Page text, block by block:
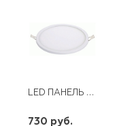
LED ПАНЕЛЬ КРУГЛАЯ ZTR 20W, 5000К
730 руб.